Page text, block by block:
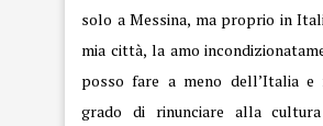
solo a Messina, ma proprio in
mia città, la amo
posso fare a meno dell’Italia e
grado di rinunciare alla